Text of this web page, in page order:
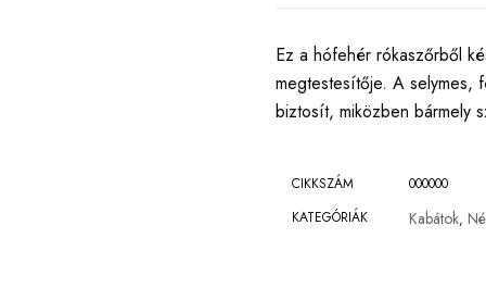
Ez a hófehér rókaszőrből
megtestesítője. A selymes,
biztosít, miközben bármely
CIKKSZÁM
000000
KATEGÓRIÁK
Kabátok,